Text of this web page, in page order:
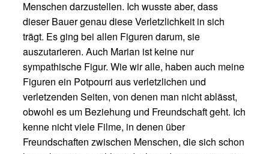
Menschen darzustellen. Ich wusste aber, dass
dieser Bauer genau diese Verletzlichkeit in sich
trägt. Es ging bei allen Figuren darum, sie
auszutarieren. Auch Marian ist keine nur
sympathische Figur. Wie wir alle, haben auch meine
Figuren ein Potpourri aus verletzlichen und
verletzenden Seiten, von denen man nicht ablässt,
obwohl es um Beziehung und Freundschaft geht. Ich
kenne nicht viele Filme, in denen über
Freundschaften zwischen Menschen, die sich schon